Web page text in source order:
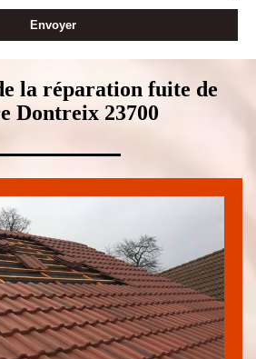
la réparation fuite de
Dontreix 23700